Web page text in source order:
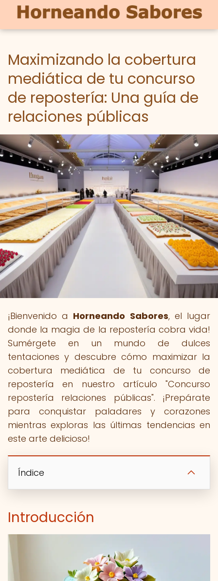
Maximizando la cobertura
mediática de tu concurso
de repostería: Una guía de
relaciones públicas
¡Bienvenido a Horneando Sabores, el lugar
donde la magia de la repostería cobra vida!
Sumérgete en un mundo de dulces
tentaciones y descubre cómo maximizar la
cobertura mediática de tu concurso de
repostería en nuestro artículo "Concurso
repostería relaciones públicas". ¡Prepárate
para conquistar paladares y corazones
mientras exploras las últimas tendencias en
este arte delicioso!
Índice
Introducción